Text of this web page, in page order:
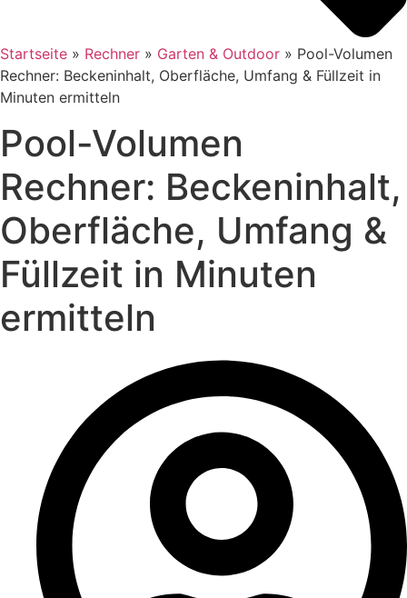
Startseite » Rechner » Garten & Outdoor » Pool-Volumen
Rechner: Beckeninhalt, Oberfläche, Umfang & Füllzeit in
Minuten ermitteln
Pool-Volumen
Rechner: Beckeninhalt,
Oberfläche, Umfang &
Füllzeit in Minuten
ermitteln